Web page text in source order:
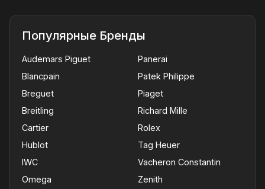
Популярные Бренды
Audemars Piguet
Blancpain
Breguet
Breitling
Cartier
Hublot
IWC
Omega
Panerai
Patek Philippe
Piaget
Richard Mille
Rolex
Tag Heuer
Vacheron Constantin
Zenith